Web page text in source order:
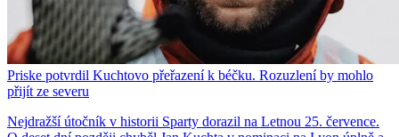
Priske potvrdil Kuchtovo přeřazení k béčku. Rozuzlení by mohlo
přijít ze severu
Nejdražší útočník v historii Sparty dorazil na Letnou 25. července.